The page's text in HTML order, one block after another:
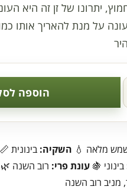
יתרונו של זן זה היא
על מנת להאריך אותו
הוספה
מלאה 💧 השקיה: בינונית 📏
בינוני 🍇 עונת פרי: רוב השנה 🌿
מניב רוב השנה